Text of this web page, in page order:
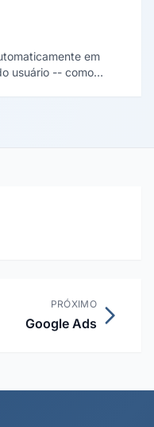
em
usuário -- como
PRÓXIMO
Google Ads